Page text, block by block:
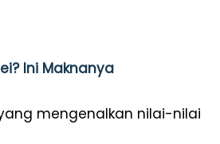
Ini Maknanya
mengenalkan nilai-nilai